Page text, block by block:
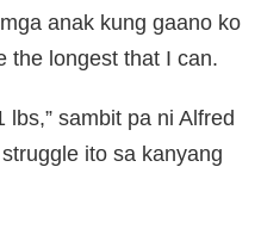
anak kung gaano ko
the longest that I can.
lbs,” sambit pa ni Alfred
ito sa kanyang